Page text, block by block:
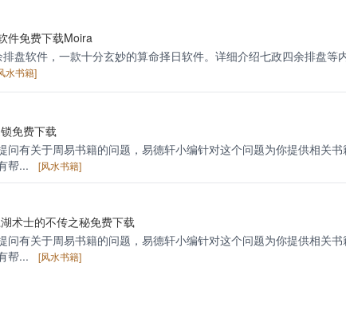
件免费下载Moira
盘软件，一款十分玄妙的算命择日软件。详细介绍七政四余排盘等
水书籍]
免费下载
问有关于周易书籍的问题，易德轩小编针对这个问题为你提供相关
帮...
[风水书籍]
术士的不传之秘免费下载
问有关于周易书籍的问题，易德轩小编针对这个问题为你提供相关
帮...
[风水书籍]